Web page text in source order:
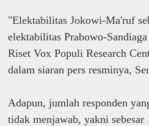
"Elektabilitas Jokowi-Ma'ruf
elektabilitas Prabowo-
Riset Vox Populi Research
dalam siaran pers resminya,
Adapun, jumlah responden
tidak menjawab, yakni sebesar